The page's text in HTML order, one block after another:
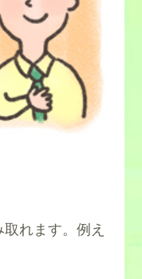
れます。例え